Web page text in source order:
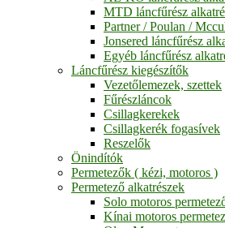
MTD láncfűrész
Partner / Poulan /
Jonsered láncfűrész
Egyéb láncfűrész
Láncfűrész kiegészítők
Vezetőlemezek, szettek
Fűrészláncok
Csillagkerekek
Csillagkerék fogasívek
Reszelők
Önindítók
Permetezők ( kézi, motoros )
Permetező alkatrészek
Solo motoros
Kínai motoros